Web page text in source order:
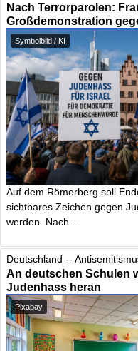
Nach Terrorparolen:
Großdemonstration
Symbolbild / KI
Auf dem Römerberg soll
sichtbares Zeichen gegen
werden. Nach ...
Deutschland --
An deutschen Schulen
Judenhass heran
Pixabay